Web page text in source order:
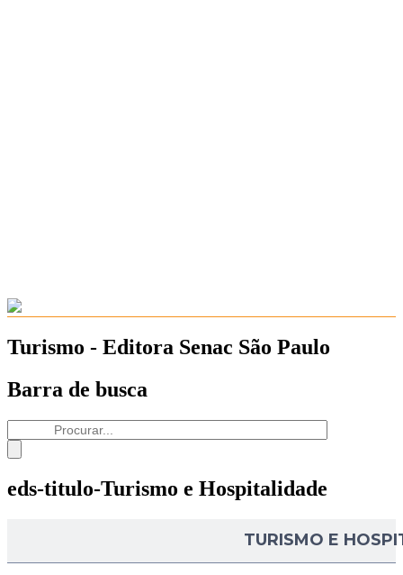
Turismo - Editora Senac São Paulo
Barra de busca
eds-titulo-Turismo e Hospitalidade
TURISMO E